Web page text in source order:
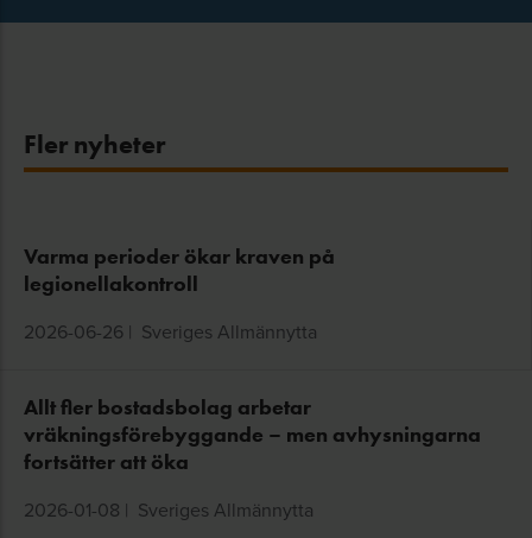
Fler nyheter
Varma perioder ökar kraven på
legionellakontroll
2026-06-26 | Sveriges Allmännytta
Allt fler bostadsbolag arbetar
vräkningsförebyggande – men avhysningarna
fortsätter att öka
2026-01-08 | Sveriges Allmännytta